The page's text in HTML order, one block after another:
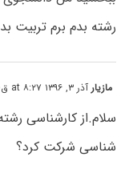
رشته بدم برم تربیت
مازیارآذر ۳, ۱۳۹۶ at ۸:۲۷ ق٫ظ
سلام.از کارشناسی
شناسی شرکت کرد؟